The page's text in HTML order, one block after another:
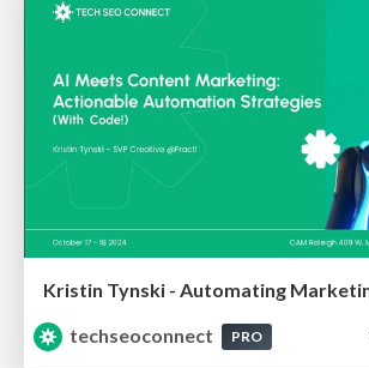
techseoconnect
PRO